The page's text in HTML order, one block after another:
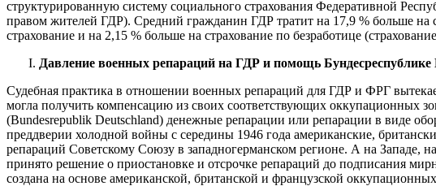
структурированную систему социального страхования Федеративной
правом жителей ГДР). Средний гражданин ГДР тратит на 17,9 % больше на
страхование и на 2,15 % больше на страхование по безработице
Давление военных репараций на ГДР и помощь
Судебная практика в отношении военных репараций для ГДР и ФРГ
могла получить компенсацию из своих соответствующих оккупационных
(Bundesrepublik Deutschland) денежные репарации или репарации в виде
преддверии холодной войны с середины 1946 года американские,
репараций Советскому Союзу в западногерманском регионе. А на Западе,
принято решение о приостановке и отсрочке репараций до подписания
создана на основе американской, британской и французской